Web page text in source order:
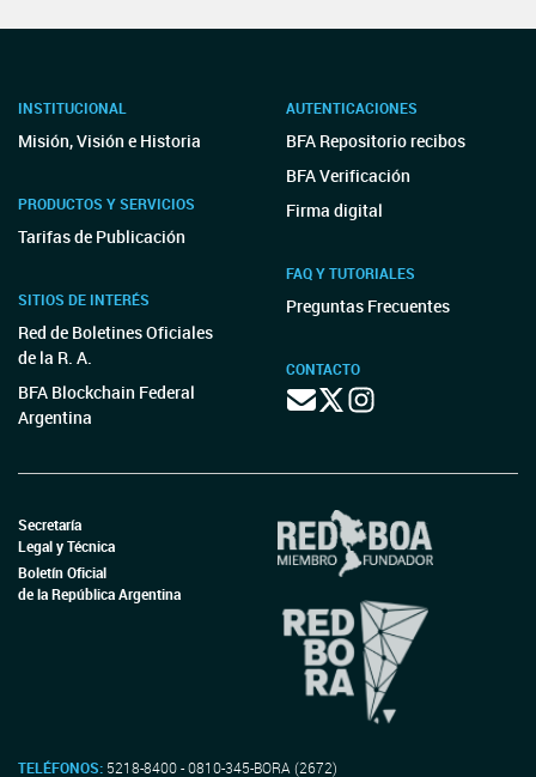
INSTITUCIONAL
Misión, Visión e Historia
PRODUCTOS Y SERVICIOS
Tarifas de Publicación
SITIOS DE INTERÉS
Red de Boletines Oficiales
de la R. A.
BFA Blockchain Federal
Argentina
AUTENTICACIONES
BFA Repositorio recibos
BFA Verificación
Firma digital
FAQ Y TUTORIALES
Preguntas Frecuentes
CONTACTO
Secretaría
Legal y Técnica
Boletín Oficial
de la República Argentina
TELÉFONOS: 5218-8400 - 0810-345-BORA (2672)